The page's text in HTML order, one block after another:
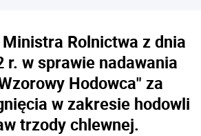
Rolnictwa z dnia
r. w sprawie nadawania
Hodowca" za
w zakresie hodowli
trzody chlewnej.